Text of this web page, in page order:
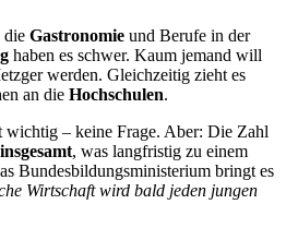
die Gastronomie und Berufe in der
haben es schwer. Kaum jemand will
werden. Gleichzeitig zieht es
an die Hochschulen.
– keine Frage. Aber: Die Zahl
, was langfristig zu einem
Bundesbildungsministerium bringt es
Wirtschaft wird bald jeden jungen